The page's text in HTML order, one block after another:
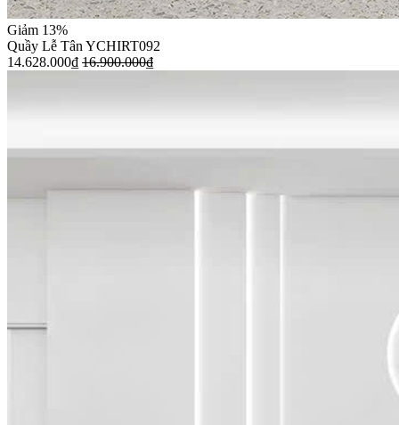
Giảm 13%
Quầy Lễ Tân YCHIRT092
14.628.000₫ 16.900.000₫